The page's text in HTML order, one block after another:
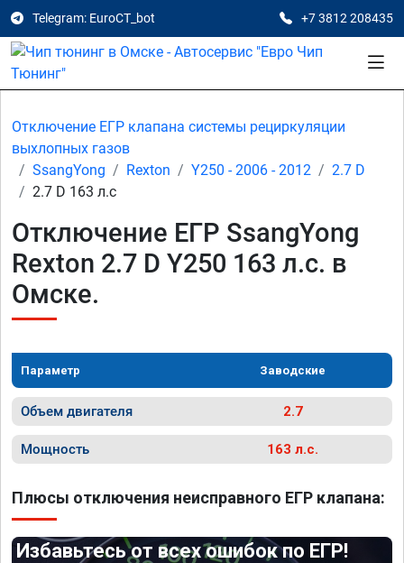
Telegram: EuroCT_bot +7 3812 208435
Отключение ЕГР клапана системы рециркуляции
выхлопных газов
SsangYong
Rexton Y250 - 2006 - 2012
2.7 D
2.7 D 163 л.с
Отключение ЕГР SsangYong
Rexton 2.7 D Y250 163 л.с. в
Омске.
Параметр Заводские
Объем двигателя 2.7
Мощность 163 л.с.
Плюсы отключения неисправного ЕГР клапана:
Избавьтесь от всех ошибок по ЕГР!